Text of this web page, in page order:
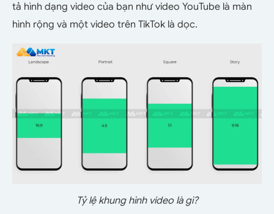
tả hình dạng video của bạn như video YouTube là màn
hình rộng và một video trên TikTok là dọc.
Tỷ lệ khung hình video là gì?